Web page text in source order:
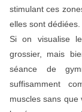
stimulant ces
elles sont dédiées.
Si on visualise
grossier, mais
séance de
suffisamment
muscles sans que